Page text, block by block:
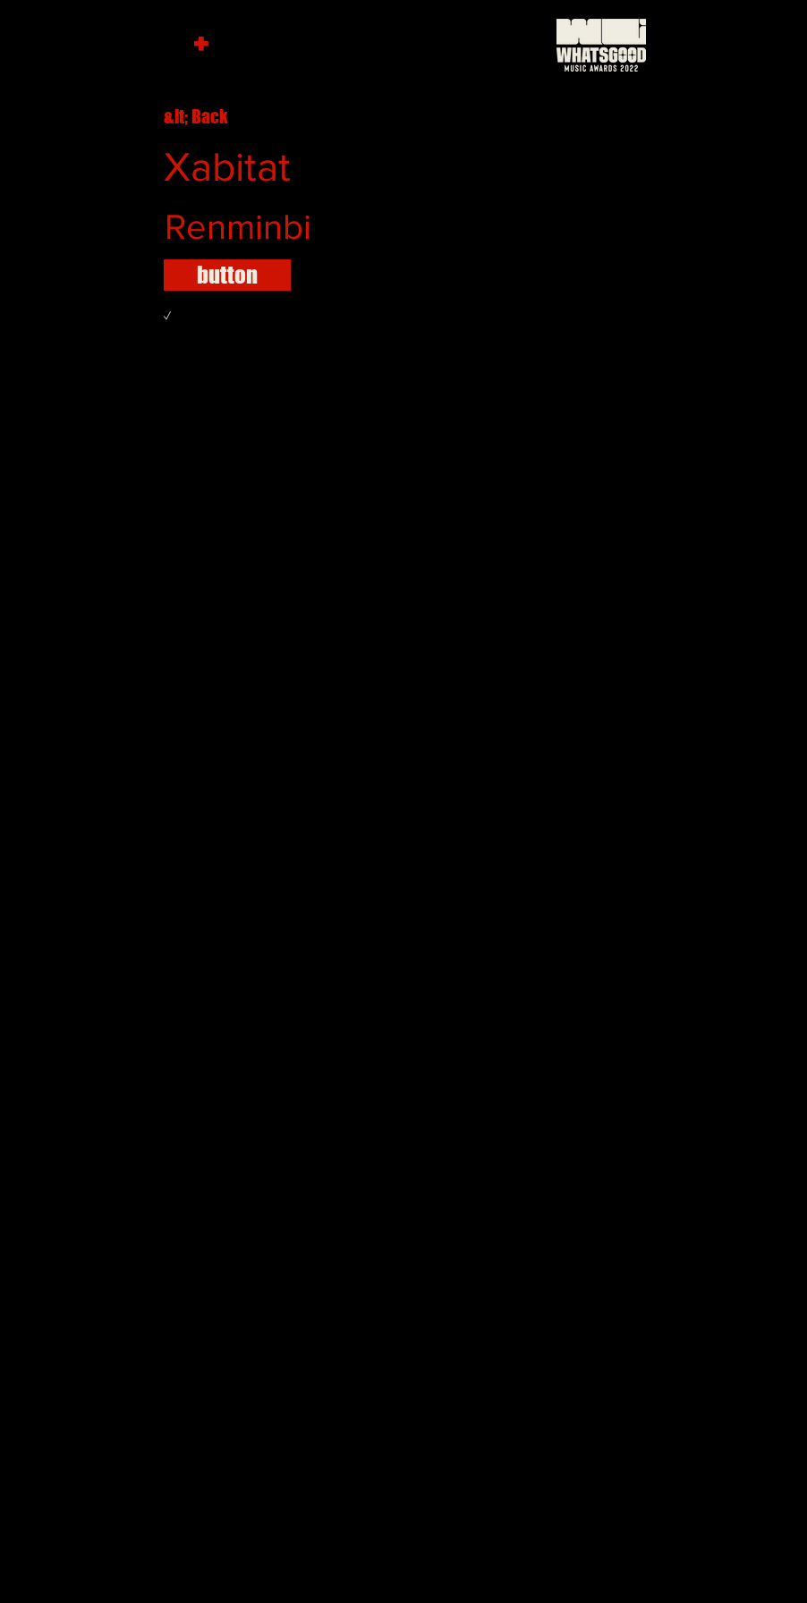
+
&lt; Back
Xabitat
Renminbi
button
✓